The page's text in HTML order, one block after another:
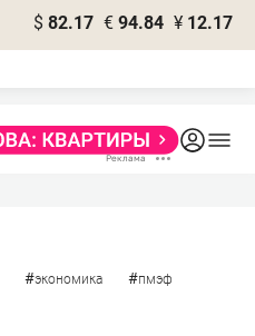
$ 82.17 € 94.84 ¥ 12.17
#экономика #пмэф